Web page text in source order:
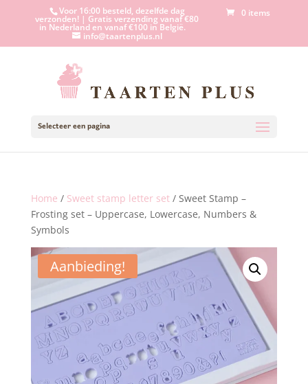
Voor 16:00 besteld, dezelfde dag
verzonden! | Gratis verzending vanaf €80
in Nederland en vanaf €100 in België.
info@taartenplus.nl
0 items
Selecteer een pagina
Home / Sweet stamp letter set/ Sweet Stamp –
Frosting set – Uppercase, Lowercase, Numbers &
Symbols
Aanbieding!